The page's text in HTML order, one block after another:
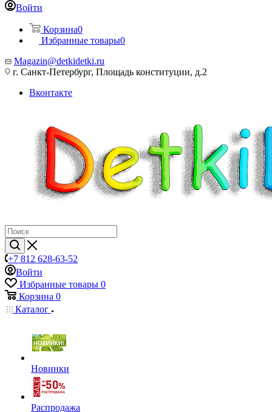
Войти
Корзина0
Избранные товары0
Magazin@detkidetki.ru
г. Санкт-Петербург, Площадь конституции, д.2
Вконтакте
+7 812 628-63-52
Войти
Избранные товары 0
Корзина 0
Каталог
Новинки
Распродажа